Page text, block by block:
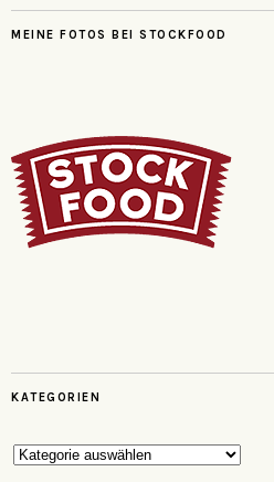
MEINE FOTOS BEI STOCKFOOD
KATEGORIEN
Kategorien